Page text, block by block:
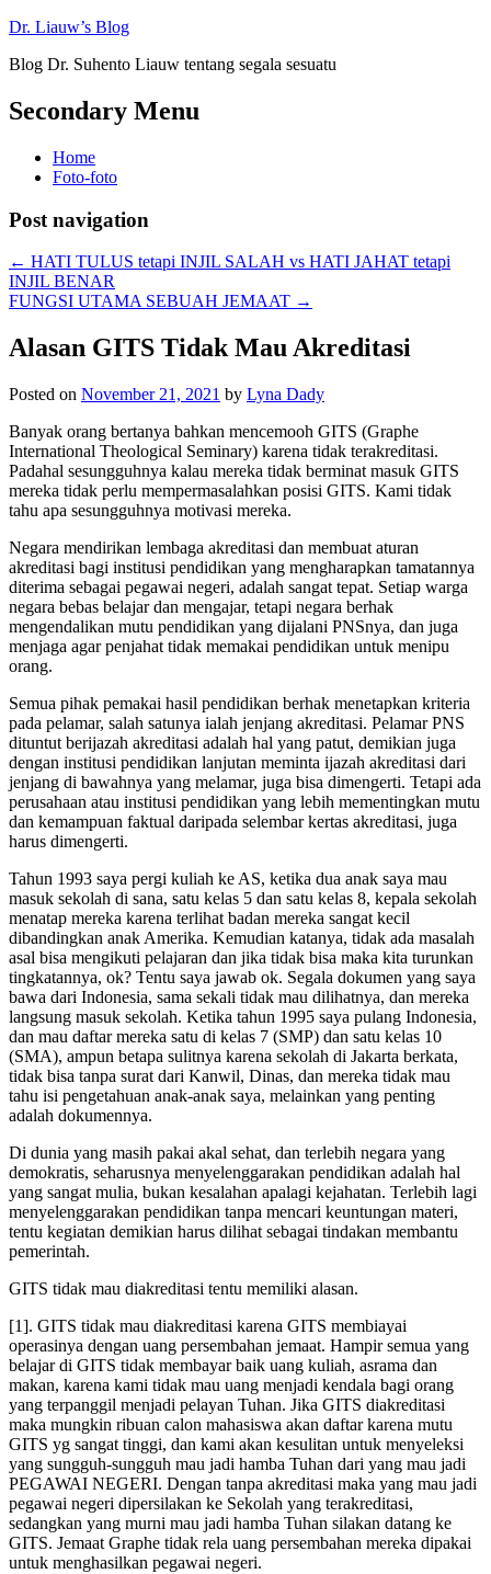
Dr. Liauw’s Blog
Blog Dr. Suhento Liauw tentang segala sesuatu
Secondary Menu
Home
Foto-foto
Post navigation
← HATI TULUS tetapi INJIL SALAH vs HATI JAHAT tetapi
INJIL BENAR
FUNGSI UTAMA SEBUAH JEMAAT →
Alasan GITS Tidak Mau Akreditasi
Posted on November 21, 2021 by Lyna Dady
Banyak orang bertanya bahkan mencemooh GITS (Graphe
International Theological Seminary) karena tidak terakreditasi.
Padahal sesungguhnya kalau mereka tidak berminat masuk GITS
mereka tidak perlu mempermasalahkan posisi GITS. Kami tidak
tahu apa sesungguhnya motivasi mereka.
Negara mendirikan lembaga akreditasi dan membuat aturan
akreditasi bagi institusi pendidikan yang mengharapkan tamatannya
diterima sebagai pegawai negeri, adalah sangat tepat. Setiap warga
negara bebas belajar dan mengajar, tetapi negara berhak
mengendalikan mutu pendidikan yang dijalani PNSnya, dan juga
menjaga agar penjahat tidak memakai pendidikan untuk menipu
orang.
Semua pihak pemakai hasil pendidikan berhak menetapkan kriteria
pada pelamar, salah satunya ialah jenjang akreditasi. Pelamar PNS
dituntut berijazah akreditasi adalah hal yang patut, demikian juga
dengan institusi pendidikan lanjutan meminta ijazah akreditasi dari
jenjang di bawahnya yang melamar, juga bisa dimengerti. Tetapi ada
perusahaan atau institusi pendidikan yang lebih mementingkan mutu
dan kemampuan faktual daripada selembar kertas akreditasi, juga
harus dimengerti.
Tahun 1993 saya pergi kuliah ke AS, ketika dua anak saya mau
masuk sekolah di sana, satu kelas 5 dan satu kelas 8, kepala sekolah
menatap mereka karena terlihat badan mereka sangat kecil
dibandingkan anak Amerika. Kemudian katanya, tidak ada masalah
asal bisa mengikuti pelajaran dan jika tidak bisa maka kita turunkan
tingkatannya, ok? Tentu saya jawab ok. Segala dokumen yang saya
bawa dari Indonesia, sama sekali tidak mau dilihatnya, dan mereka
langsung masuk sekolah. Ketika tahun 1995 saya pulang Indonesia,
dan mau daftar mereka satu di kelas 7 (SMP) dan satu kelas 10
(SMA), ampun betapa sulitnya karena sekolah di Jakarta berkata,
tidak bisa tanpa surat dari Kanwil, Dinas, dan mereka tidak mau
tahu isi pengetahuan anak-anak saya, melainkan yang penting
adalah dokumennya.
Di dunia yang masih pakai akal sehat, dan terlebih negara yang
demokratis, seharusnya menyelenggarakan pendidikan adalah hal
yang sangat mulia, bukan kesalahan apalagi kejahatan. Terlebih lagi
menyelenggarakan pendidikan tanpa mencari keuntungan materi,
tentu kegiatan demikian harus dilihat sebagai tindakan membantu
pemerintah.
GITS tidak mau diakreditasi tentu memiliki alasan.
[1]. GITS tidak mau diakreditasi karena GITS membiayai
operasinya dengan uang persembahan jemaat. Hampir semua yang
belajar di GITS tidak membayar baik uang kuliah, asrama dan
makan, karena kami tidak mau uang menjadi kendala bagi orang
yang terpanggil menjadi pelayan Tuhan. Jika GITS diakreditasi
maka mungkin ribuan calon mahasiswa akan daftar karena mutu
GITS yg sangat tinggi, dan kami akan kesulitan untuk menyeleksi
yang sungguh-sungguh mau jadi hamba Tuhan dari yang mau jadi
PEGAWAI NEGERI. Dengan tanpa akreditasi maka yang mau jadi
pegawai negeri dipersilakan ke Sekolah yang terakreditasi,
sedangkan yang murni mau jadi hamba Tuhan silakan datang ke
GITS. Jemaat Graphe tidak rela uang persembahan mereka dipakai
untuk menghasilkan pegawai negeri.